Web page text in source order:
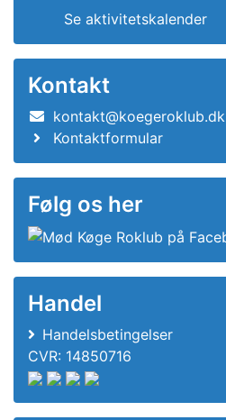
Se aktivitetskalender
Kontakt
kontakt@koegeroklub.dk
Kontaktformular
Følg os her
Handel
Handelsbetingelser
CVR: 14850716